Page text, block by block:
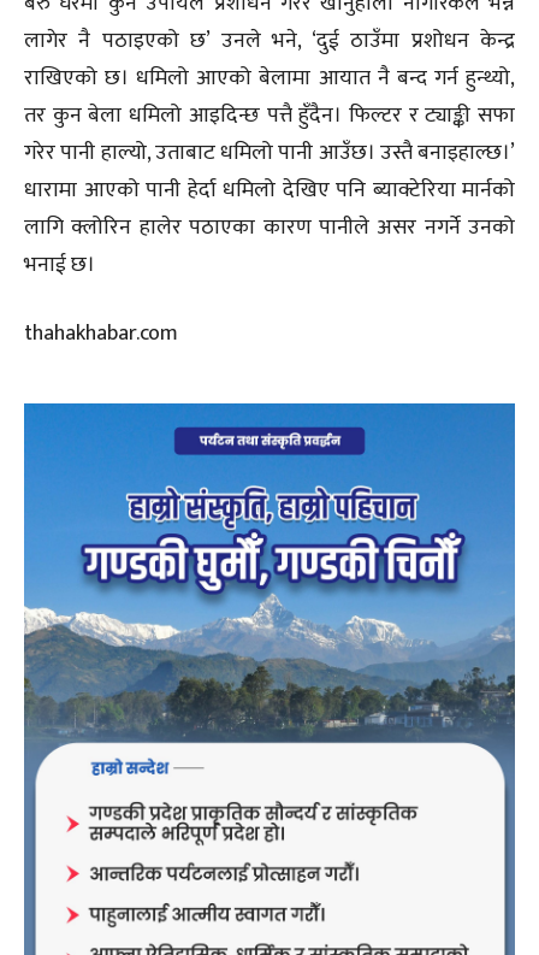
लागेर नै पठाइएको छ’ उनले भने, ‘दुई ठाउँमा प्रशोधन केन्द्र
राखिएको छ। धमिलो आएको बेलामा आयात नै बन्द गर्न हुन्थ्यो,
तर कुन बेला धमिलो आइदिन्छ पत्तै हुँदैन। फिल्टर र ट्याङ्की सफा
गरेर पानी हाल्यो, उताबाट धमिलो पानी आउँछ। उस्तै बनाइहाल्छ।’
धारामा आएको पानी हेर्दा धमिलो देखिए पनि ब्याक्टेरिया मार्नको
लागि क्लोरिन हालेर पठाएका कारण पानीले असर नगर्ने उनको
भनाई छ।
thahakhabar.com